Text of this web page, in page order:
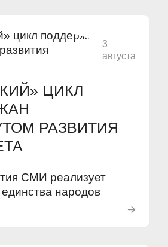
3
августа
ЦИКЛ
РАЗВИТИЯ
СМИ реализует
единства народов